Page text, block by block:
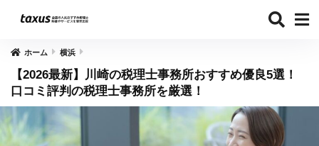
ホーム 横浜
【2026最新】川崎の税理士事務所おすすめ優良5選！
口コミ評判の税理士事務所を厳選！